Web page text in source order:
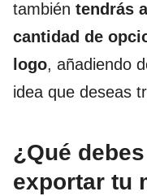
también tendrás
cantidad de
logo, añadiendo
idea que deseas
¿Qué
exportar tu